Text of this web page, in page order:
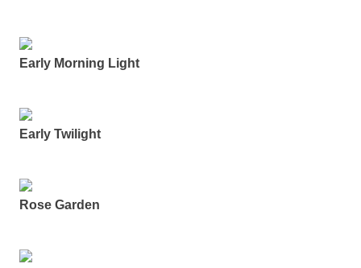
Early Morning Light
Early Twilight
Rose Garden